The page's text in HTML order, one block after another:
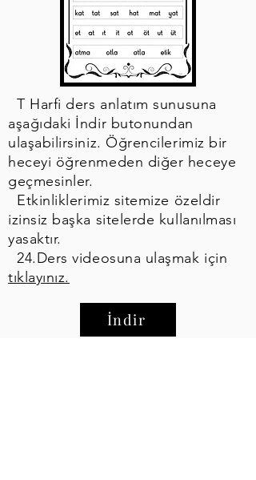
T Harfi ders anlatım sunusuna
aşağıdaki İndir butonundan
ulaşabilirsiniz. Öğrencilerimiz bir
heceyi öğrenmeden diğer heceye
geçmesinler.
Etkinliklerimiz sitemize özeldir
izinsiz başka sitelerde kullanılması
yasaktır.
24.Ders videosuna ulaşmak için
tıklayınız.
İndir